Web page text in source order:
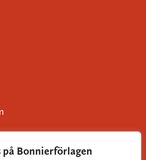
på Bonnierförlagen